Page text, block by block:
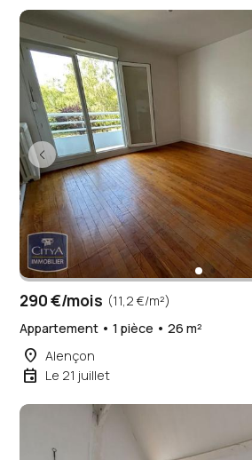
290 €/mois (11,2 €/m²)
Appartement • 1 pièce • 26 m²
place Alençon
event Le 21 juillet